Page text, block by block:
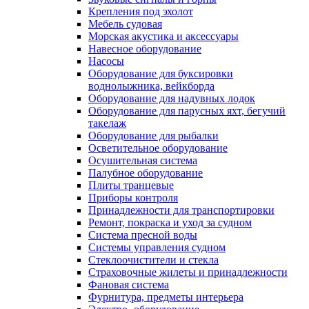
Крепления под эхолот
Мебель судовая
Морская акустика и аксессуары
Навесное оборудование
Насосы
Оборудование для буксировки
воднолыжника, вейкборда
Оборудование для надувных лодок
Оборудование для парусных яхт, бегучий
такелаж
Оборудование для рыбалки
Осветительное оборудование
Осушительная система
Палубное оборудование
Плиты транцевые
Приборы контроля
Принадлежности для транспортировки
Ремонт, покраска и уход за судном
Система пресной воды
Системы управления судном
Стеклоочистители и стекла
Страховочные жилеты и принадлежности
Фановая система
Фурнитура, предметы интерьера